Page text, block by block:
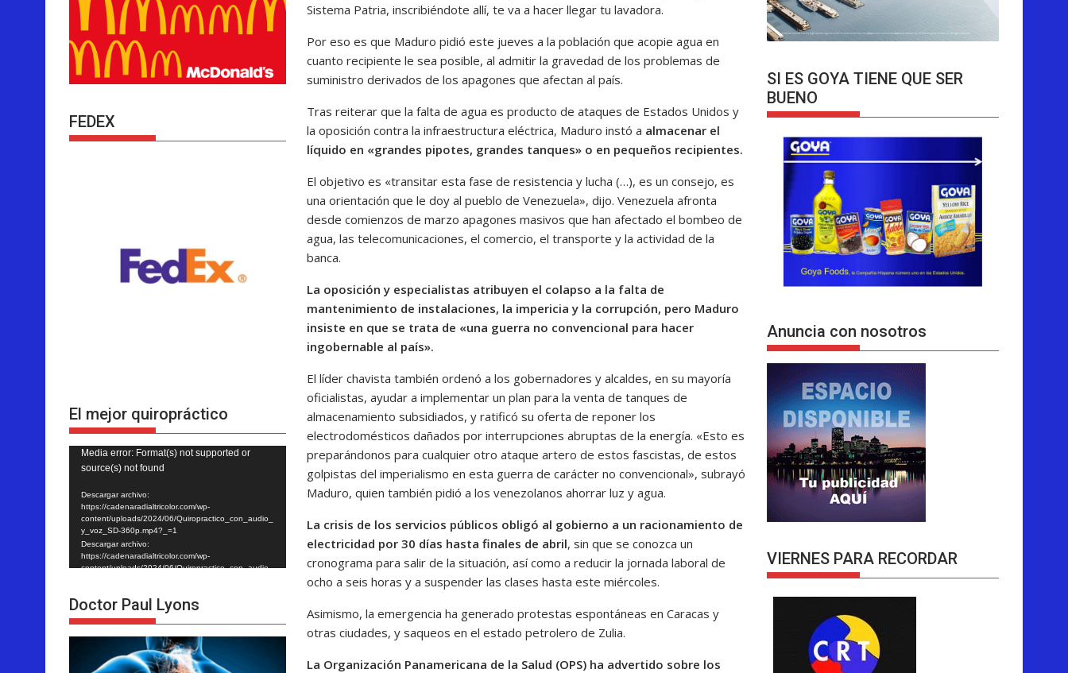
Sistema Patria, inscribiéndote allí, te va a hacer llegar tu lavadora.
Por eso es que Maduro pidió este jueves a la población que acopie agua en
cuanto recipiente le sea posible, al admitir la gravedad de los problemas de
suministro derivados de los apagones que afectan al país.
Tras reiterar que la falta de agua es producto de ataques de Estados Unidos y
la oposición contra la infraestructura eléctrica, Maduro instó a almacenar el
líquido en «grandes pipotes, grandes tanques» o en pequeños recipientes.
El objetivo es «transitar esta fase de resistencia y lucha (…), es un consejo, es
una orientación que le doy al pueblo de Venezuela», dijo. Venezuela afronta
desde comienzos de marzo apagones masivos que han afectado el bombeo de
agua, las telecomunicaciones, el comercio, el transporte y la actividad de la
banca.
La oposición y especialistas atribuyen el colapso a la falta de
mantenimiento de instalaciones, la impericia y la corrupción, pero Maduro
insiste en que se trata de «una guerra no convencional para hacer
ingobernable al país».
El líder chavista también ordenó a los gobernadores y alcaldes, en su mayoría
oficialistas, ayudar a implementar un plan para la venta de tanques de
almacenamiento subsidiados, y ratificó su oferta de reponer los
electrodomésticos dañados por interrupciones abruptas de la energía. «Esto es
preparándonos para cualquier otro ataque artero de estos fascistas, de estos
golpistas del imperialismo en esta guerra de carácter no convencional», subrayó
Maduro, quien también pidió a los venezolanos ahorrar luz y agua.
La crisis de los servicios públicos obligó al gobierno a un racionamiento de
electricidad por 30 días hasta finales de abril, sin que se conozca un
cronograma para salir de la situación, así como a reducir la jornada laboral de
ocho a seis horas y a suspender las clases hasta este miércoles.
Asimismo, la emergencia ha generado protestas espontáneas en Caracas y
otras ciudades, y saqueos en el estado petrolero de Zulia.
La Organización Panamericana de la Salud (OPS) ha advertido sobre los
FEDEX
El mejor quiropráctico
Reproductor
de
vídeo
Media error: Format(s) not supported or
source(s) not found
Descargar archivo:
https://cadenaradialtricolor.com/wp-
content/uploads/2024/06/Quiropractico_con_audio_
y_voz_SD-360p.mp4?_=1
Descargar archivo:
https://cadenaradialtricolor.com/wp-
content/uploads/2024/06/Quiropractico_con_audio_
Doctor Paul Lyons
SI ES GOYA TIENE QUE SER
BUENO
Anuncia con nosotros
VIERNES PARA RECORDAR